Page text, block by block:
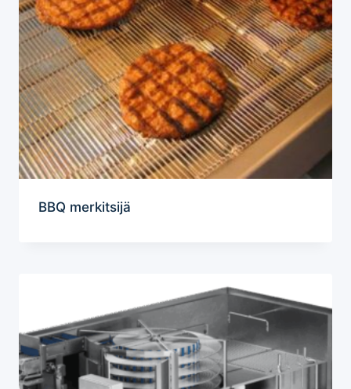
BBQ merkitsijä